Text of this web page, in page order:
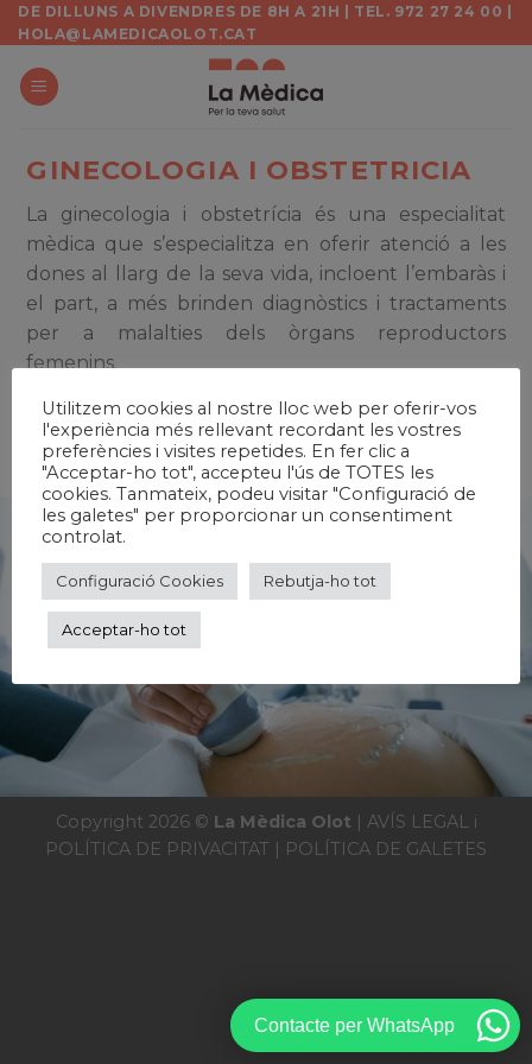
Skip
to
content
DE DILLUNS A DIVENDRES DE 8H A 21H | TEL. 972 27 24 00 |
HOLA@LAMEDICAOLOT.CAT
GINECOLOGIA I OBSTETRICIA
La ginecologia i obstetrícia és una especialitat
mèdica que s’especialitza en oferir atenció a les
dones al llarg de la seva vida, incloent l’embaràs i
el part, a més brinden diagnòstics i tractaments
per a malalties dels òrgans reproductors
femenins.
Dra. Ariadna Danés
Dr. Miquel Montalvo
Copyright 2026 © La Mèdica Olot | AVÍS LEGAL i
POLÍTICA DE PRIVACITAT | POLÍTICA DE GALETES
Utilitzem cookies al nostre lloc web per oferir-vos
l'experiència més rellevant recordant les vostres
preferències i visites repetides. En fer clic a
"Acceptar-ho tot", accepteu l'ús de TOTES les
cookies. Tanmateix, podeu visitar "Configuració de
les galetes" per proporcionar un consentiment
controlat.
Configuració Cookies Rebutja-ho tot
Acceptar-ho tot
Contacte per WhatsApp